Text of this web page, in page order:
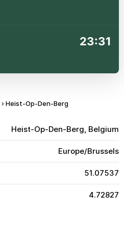
23:31
› Heist-Op-Den-Berg
Heist-Op-Den-Berg, Belgium
Europe/Brussels
51.07537
4.72827